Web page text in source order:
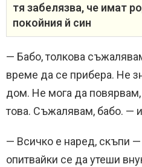
тя забелязва, че имат
покойния й син
— Бабо, толкова
време да се прибера. Не
дом. Не мога да
това. Съжалявам, бабо. —
— Всичко е наред, скъпи —
опитвайки се да утеши